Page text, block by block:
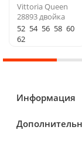
Vittoria Queen
28893 двойка
52 54 56 58 60
62
Информация